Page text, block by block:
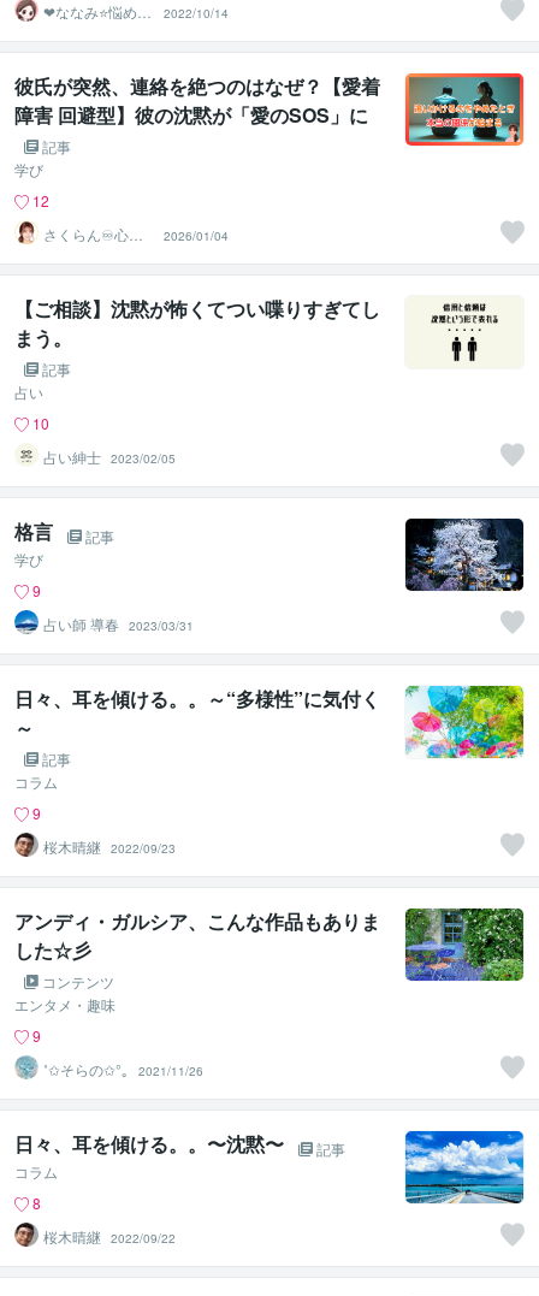
❤ななみ⭐悩める
あなたの1番の味
方❤
2022/10/14
彼氏が突然、連絡を絶つのはなぜ？【愛着
障害 回避型】彼の沈黙が「愛のSOS」に
なる理由
記事
学び
12
さくらん♾️心理
カウンセラー✨
❤️✨
2026/01/04
【ご相談】沈黙が怖くてつい喋りすぎてし
まう。
記事
占い
10
占い紳士 2023/02/05
格言
記事
学び
9
占い師 導春
2023/03/31
日々、耳を傾ける。。～“多様性”に気付く
～
記事
コラム
9
桜木晴継
2022/09/23
アンディ・ガルシア、こんな作品もありま
した☆彡
コンテンツ
エンタメ・趣味
9
˚✩そらの✩°｡
2021/11/26
日々、耳を傾ける。。〜沈黙〜
記事
コラム
8
桜木晴継
2022/09/22